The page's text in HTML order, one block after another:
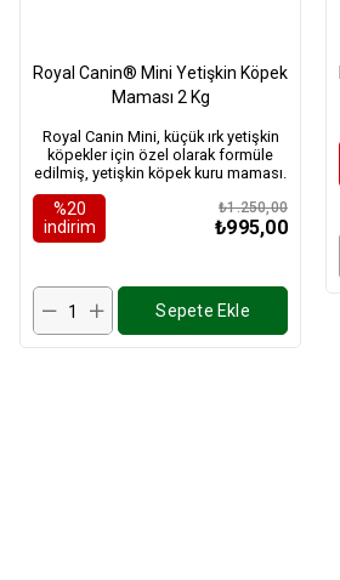
Royal Canin® Mini Yetişkin Köpek
Maması 2 Kg
Royal Canin Mini, küçük ırk yetişkin
köpekler için özel olarak formüle
edilmiş, yetişkin köpek kuru maması.
%20
i̇ndirim
₺995,00
₺1.250,00
Sepete Ekle